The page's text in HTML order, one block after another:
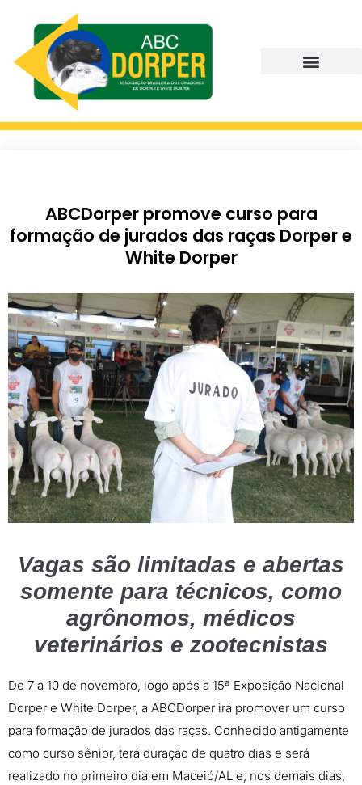
ABCDorper promove curso para
formação de jurados das raças Dorper e
White Dorper
Vagas são limitadas e abertas
somente para técnicos, como
agrônomos, médicos
veterinários e zootecnistas
De 7 a 10 de novembro, logo após a 15ª Exposição Nacional
Dorper e White Dorper, a ABCDorper irá promover um curso
para formação de jurados das raças. Conhecido antigamente
como curso sênior, terá duração de quatro dias e será
realizado no primeiro dia em Maceió/AL e, nos demais dias,